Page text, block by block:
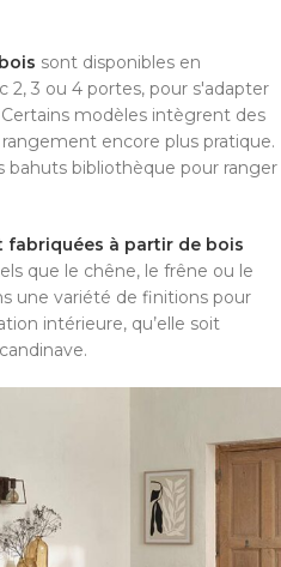
sont disponibles en
2, 3 ou 4 portes, pour s'adapter
modèles intègrent des
encore plus pratique.
bibliothèque pour ranger
à partir de bois
que le chêne, le frêne ou le
une variété de finitions pour
intérieure, qu’elle soit